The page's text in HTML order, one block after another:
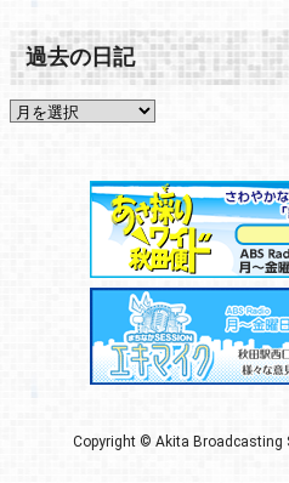
過去の日記
Copyright © Akita Broadcasting